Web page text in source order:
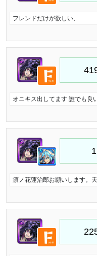
フレンドだけが欲しい、
オニキス出してます 誰でも良
須ノ花蓮治郎お願いします。